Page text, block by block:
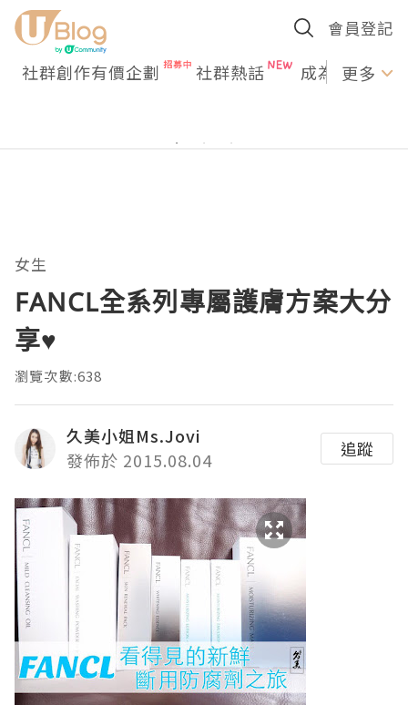
會員登記
社群創作有價企劃 社群熱話 成為U更多
女生
FANCL全系列專屬護膚方案大分
享♥
瀏覽次數:638
久美小姐Ms.Jovi
發佈於 2015.08.04
追蹤